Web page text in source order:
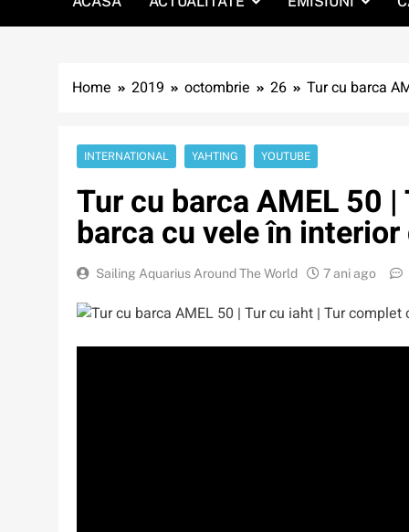
Home 2019 octombrie 26 Tur cu barca
INTERNATIONAL YAHTING YOUTUBE
Tur cu barca AMEL 50
barca cu vele în
Sailing Aquarius Around The World 7 ani ago